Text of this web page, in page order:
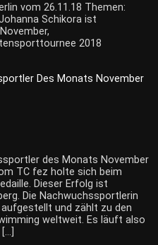
vom 26.11.18 Themen:
Schikora ist
2018
Des Monats November
des Monats November
TC fez holte sich beim
Dieser Erfolg ist
Die Nachwuchssportlerin
und zählt zu den
weltweit. Es läuft also